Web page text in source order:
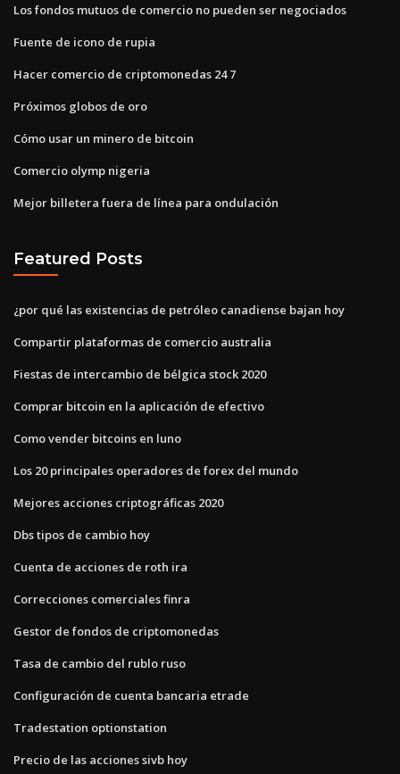
Los fondos mutuos de comercio no pueden ser negociados
Fuente de icono de rupia
Hacer comercio de criptomonedas 24 7
Próximos globos de oro
Cómo usar un minero de bitcoin
Comercio olymp nigeria
Mejor billetera fuera de línea para ondulación
Featured Posts
¿por qué las existencias de petróleo canadiense bajan hoy
Compartir plataformas de comercio australia
Fiestas de intercambio de bélgica stock 2020
Comprar bitcoin en la aplicación de efectivo
Como vender bitcoins en luno
Los 20 principales operadores de forex del mundo
Mejores acciones criptográficas 2020
Dbs tipos de cambio hoy
Cuenta de acciones de roth ira
Correcciones comerciales finra
Gestor de fondos de criptomonedas
Tasa de cambio del rublo ruso
Configuración de cuenta bancaria etrade
Tradestation optionstation
Precio de las acciones sivb hoy